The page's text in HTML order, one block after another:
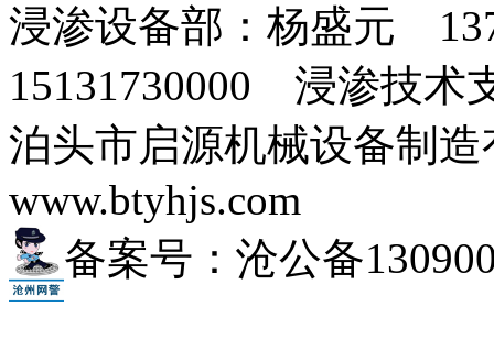
浸渗设备部：杨盛元
15131730000 浸渗技术
泊头市启源机械设备制
www.btyhjs.com
备案号：沧公备